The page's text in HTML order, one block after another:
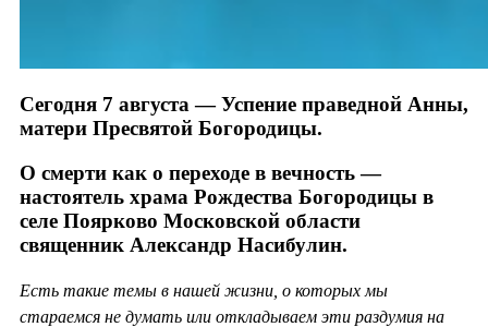
Сегодня 7 августа — Успение праведной Анны,
матери Пресвятой Богородицы.
О смерти как о переходе в вечность —
настоятель храма Рождества Богородицы в
селе Поярково Московской области
священник Александр Насибулин.
Есть такие темы в нашей жизни, о которых мы
стараемся не думать или откладываем эти раздумия на